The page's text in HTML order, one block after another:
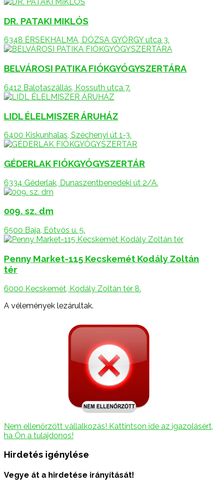
DR. PATAKI MIKLÓS
6348 ÉRSEKHALMA, DÓZSA GYÖRGY utca 3.
BELVÁROSI PATIKA FIÓKGYÓGYSZERTÁRA
6412 Balotaszállás, Kossuth utca 7.
LIDL ÉLELMISZER ÁRUHÁZ
6400 Kiskunhalas, Széchenyi út 1-3.
GÉDERLAK FIÓKGYÓGYSZERTÁR
6334 Géderlak, Dunaszentbenedeki út 2/A.
009. sz. dm
6500 Baja, Eötvös u. 5.
Penny Market-115 Kecskemét Kodály Zoltán
tér
6000 Kecskemét, Kodály Zoltán tér 8.
A vélemények lezárultak.
Nem ellenőrzött vállalkozás! Kattintson ide az igazolásért,
ha Ön a tulajdonos!
Hirdetés igénylése
Vegye át a hirdetése irányítását!